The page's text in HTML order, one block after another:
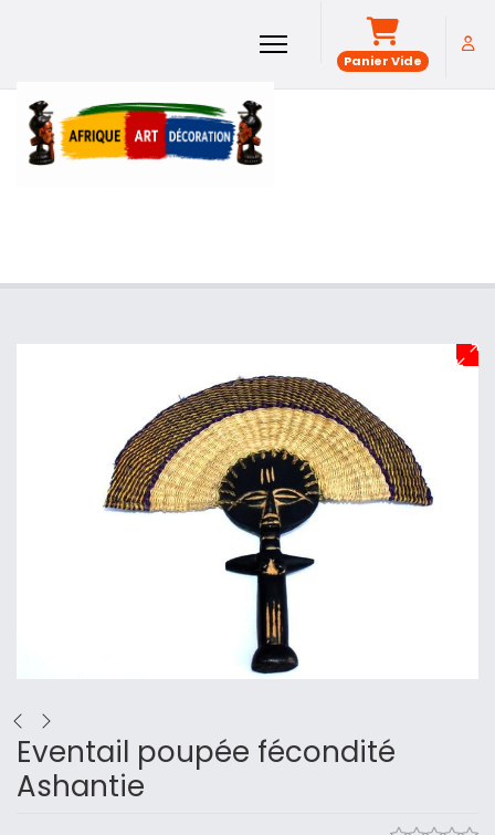
Panier Vide
Eventail poupée fécondité
Ashantie